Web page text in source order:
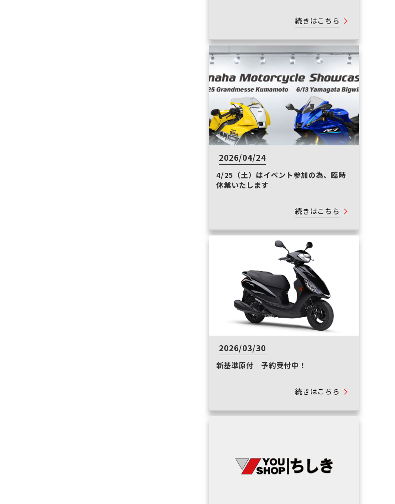
続きはこちら
2026/04/24
4/25（土）はイベント参加の為、臨時
休業いたします
続きはこちら
2026/03/30
新基準原付 予約受付中！
続きはこちら